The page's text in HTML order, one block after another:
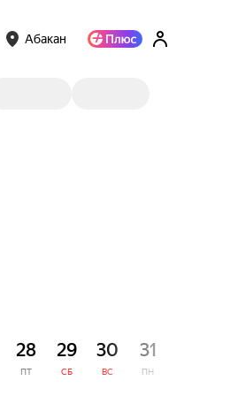
Абакан
28
ПТ
29
СБ
30
ВС
31
ПН